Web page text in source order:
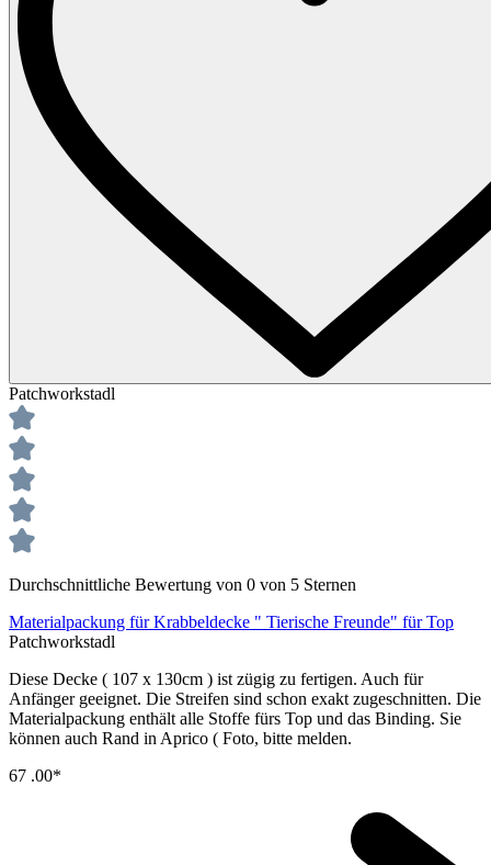
Patchworkstadl
Durchschnittliche Bewertung von 0 von 5 Sternen
Materialpackung für Krabbeldecke " Tierische Freunde" für Top
Patchworkstadl
Diese Decke ( 107 x 130cm ) ist zügig zu fertigen. Auch für
Anfänger geeignet. Die Streifen sind schon exakt zugeschnitten. Die
Materialpackung enthält alle Stoffe fürs Top und das Binding. Sie
können auch Rand in Aprico ( Foto, bitte melden.
67 .00*